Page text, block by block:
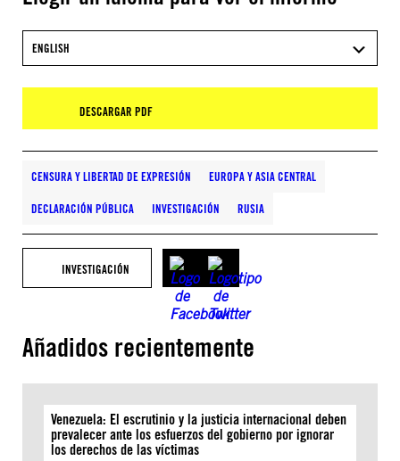
ENGLISH
DESCARGAR PDF
CENSURA Y LIBERTAD DE EXPRESIÓN EUROPA Y ASIA CENTRAL
DECLARACIÓN PÚBLICA INVESTIGACIÓN RUSIA
INVESTIGACIÓN
Añadidos recientemente
Venezuela: El escrutinio y la justicia internacional deben
prevalecer ante los esfuerzos del gobierno por ignorar
los derechos de las víctimas